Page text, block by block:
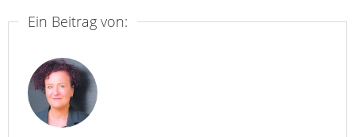
Ein Beitrag von: